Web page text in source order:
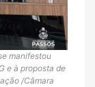
manifestou
e à proposta de
/Câmara